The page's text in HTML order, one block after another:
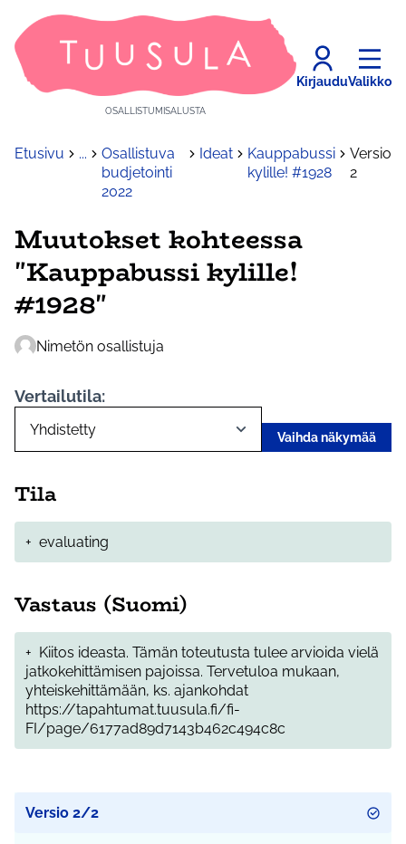
OSALLISTUMISALUSTA
KirjauduValikko
Etusivu ...
Osallistuva
budjetointi
2022
Ideat
Kauppabussi
kylille! #1928
Versio
2
Muutokset kohteessa
"Kauppabussi kylille!
#1928"
Nimetön osallistuja
Vertailutila:
Vaihda näkymää
Tila
+ evaluating
Vastaus (Suomi)
+ Kiitos ideasta. Tämän toteutusta tulee arvioida vielä
jatkokehittämisen pajoissa. Tervetuloa mukaan,
yhteiskehittämään, ks. ajankohdat
https://tapahtumat.tuusula.fi/fi-
FI/page/6177ad89d7143b462c494c8c
Versio 2/2